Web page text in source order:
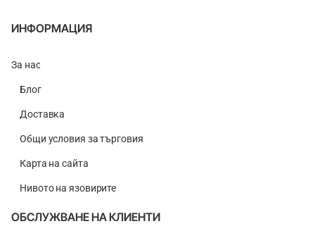
ИНФОРМАЦИЯ
За нас
Блог
Доставка
Общи условия за търговия
Карта на сайта
Нивото на язовирите
ОБСЛУЖВАНЕ НА КЛИЕНТИ